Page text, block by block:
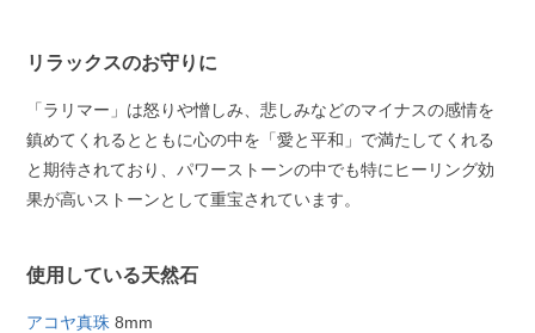
リラックスのお守りに
「ラリマー」は怒りや憎しみ、悲しみなどのマイナスの感情を
鎮めてくれるとともに心の中を「愛と平和」で満たしてくれる
と期待されており、パワーストーンの中でも特にヒーリング効
果が高いストーンとして重宝されています。
使用している天然石
アコヤ真珠 8mm